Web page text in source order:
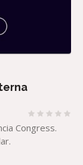
Congress.